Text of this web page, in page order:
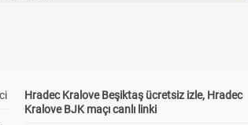
Hradec Kralove Beşiktaş ücretsiz izle, Hradec
Kralove BJK maçı canlı linki